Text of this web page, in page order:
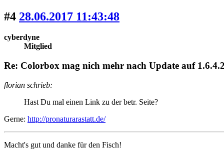
#4 28.06.2017 11:43:48
cyberdyne
Mitglied
Re: Colorbox mag nich mehr nach Update auf
florian schrieb:
Hast Du mal einen Link zu der betr. Seite?
Gerne: http://pronaturarastatt.de/
Macht's gut und danke für den Fisch!